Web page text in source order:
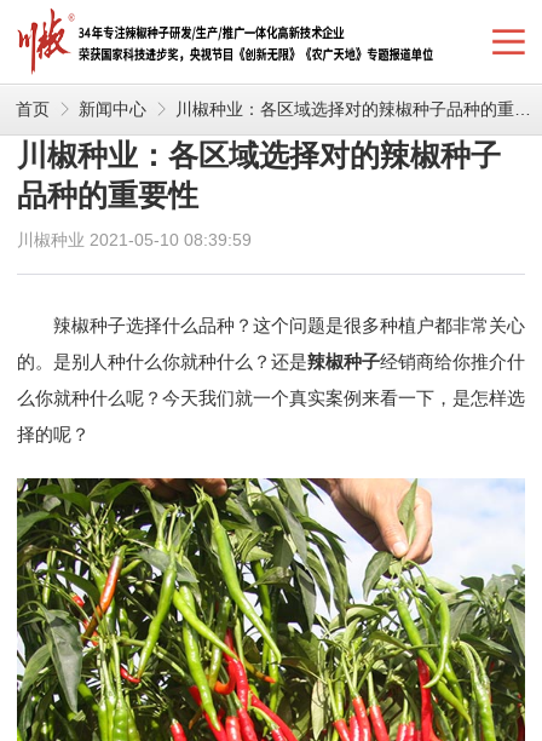
首页 新闻中心 川椒种业：各区域选择对的辣椒种子品种的重要性
川椒种业：各区域选择对的辣椒种子
品种的重要性
川椒种业 2021-05-10 08:39:59
辣椒种子选择什么品种？这个问题是很多种植户都非常关心
的。是别人种什么你就种什么？还是辣椒种子经销商给你推介什
么你就种什么呢？今天我们就一个真实案例来看一下，是怎样选
择的呢？